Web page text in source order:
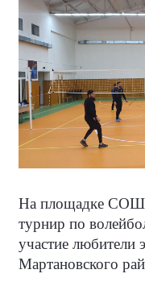
На площадке СОШ
турнир по
участие любители
Мартановского